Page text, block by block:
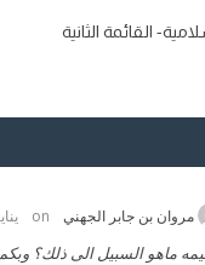
القائمة الثانية
حامد الزريقي on يناير 25, 2026
ورحمة الله وبركاتة أرغب